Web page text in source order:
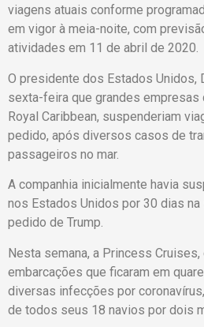
viagens atuais conforme
em vigor à meia-noite, com
atividades em 11 de abril de 2020.
O presidente dos Estados Unidos,
sexta-feira que grandes empresas
Royal Caribbean, suspenderiam
pedido, após diversos casos de
passageiros no mar.
A companhia inicialmente havia
nos Estados Unidos por 30 dias
pedido de Trump.
Nesta semana, a Princess
embarcações que ficaram em
diversas infecções por
de todos seus 18 navios por dois